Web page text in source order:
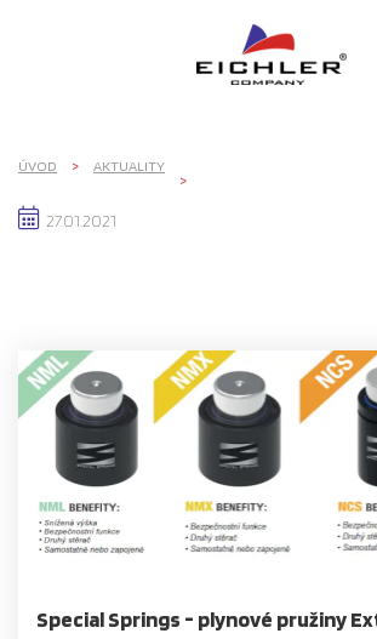
27.01.2021
ÚVOD AKTUALITY
Special Springs - plynové pružiny